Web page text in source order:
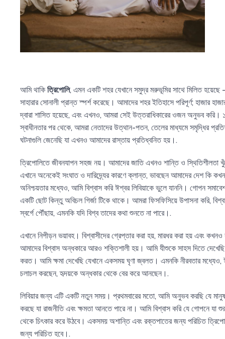
আমি থাকি ত্রিপোলি, এমন একটি শহর যেখানে সমুদ্র মরুভূমির সাথে মিলিত হয়েছে
সাহারার সোনালী প্রান্ত স্পর্শ করেছে। আমাদের শহর ইতিহাসে পরিপূর্ণ; হাজার
দ্বারা শাসিত হয়েছে, এবং এখনও, আমরা সেই উত্তরাধিকারের ওজন অনুভব করি।
স্বাধীনতার পর থেকে, আমরা নেতাদের উত্থান-পতন, তেলের মাধ্যমে সমৃদ্ধির
ঘটনাগুলি জেনেছি যা এখনও আমাদের রাস্তায় প্রতিধ্বনিত হয়।.
ত্রিপোলিতে জীবনযাপন সহজ নয়। আমাদের জাতি এখনও শান্তি ও স্থিতিশীলতা
এখানে অনেকেই সংঘাত ও দারিদ্র্যের কারণে ক্লান্ত, ভাবছেন আমাদের দেশ কি
অনিশ্চয়তার মধ্যেও, আমি বিশ্বাস করি ঈশ্বর লিবিয়াকে ভুলে যাননি। গোপন সমাবেশ
একটি ছোট কিন্তু অবিচল গির্জা টিকে থাকে। আমরা ফিসফিসিয়ে উপাসনা করি,
স্বর্গে পৌঁছায়, এমনকি যদি বিশ্ব তাদের কথা শুনতে না পারে।.
এখানে নিপীড়ন ভয়াবহ। বিশ্বাসীদের গ্রেপ্তার করা হয়, মারধর করা হয় এবং
আমাদের বিশ্বাস অন্ধকারে আরও শক্তিশালী হয়। আমি যীশুকে সাহস দিতে
করত। আমি ক্ষমা দেখেছি যেখানে একসময় ঘৃণা জ্বলত। এমনকি নীরবতার
চলাচল করছেন, হৃদয়কে অন্ধকার থেকে বের করে আনছেন।.
লিবিয়ার জন্য এটি একটি নতুন সময়। প্রথমবারের মতো, আমি অনুভব করছি যে
করছে যা রাজনীতি এবং ক্ষমতা আনতে পারে না। আমি বিশ্বাস করি যে গোপনে যা
থেকে চিৎকার করে উঠবে। একসময় অশান্তি এবং রক্তপাতের জন্য পরিচিত
জন্য পরিচিত হবে।.